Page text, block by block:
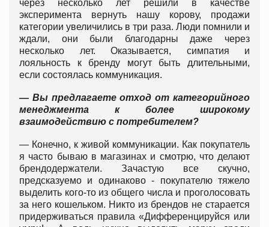
через несколько лет решили в качестве
эксперимента вернуть нашу корову, продажи
категории увеличились в три раза. Люди помнили и
ждали, они были благодарны даже через
несколько лет. Оказывается, симпатия и
лояльность к бренду могут быть длительными,
если состоялась коммуникация.
— Вы предлагаете отход от категорийного
менеджмента к более широкому
взаимодействию с потребителем?
— Конечно, к живой коммуникации. Как покупатель
я часто бываю в магазинах и смотрю, что делают
брендодержатели. Зачастую все скучно,
предсказуемо и одинаково - покупателю тяжело
выделить кого-то из общего числа и проголосовать
за него кошельком. Никто из брендов не старается
придерживаться правила «Дифференцируйся или